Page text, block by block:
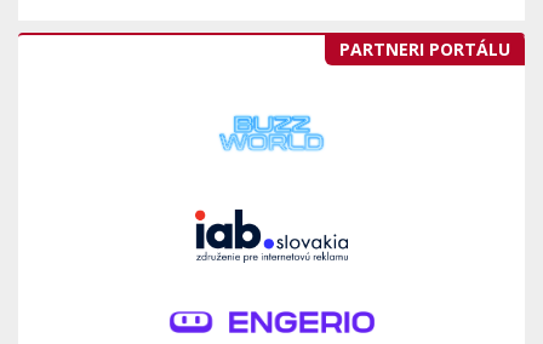
PARTNERI PORTÁLU